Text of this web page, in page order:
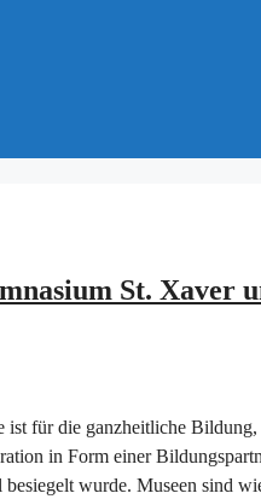
St. Xaver
für die ganzheitliche
in Form einer
wurde. Museen sind